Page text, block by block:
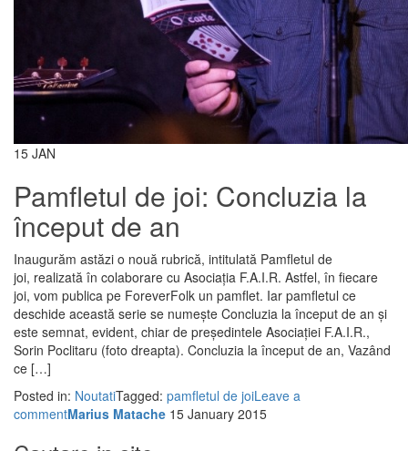
15 JAN
Pamfletul de joi: Concluzia la
început de an
Inaugurăm astăzi o nouă rubrică, intitulată Pamfletul de
joi, realizată în colaborare cu Asociația F.A.I.R. Astfel, în fiecare
joi, vom publica pe ForeverFolk un pamflet. Iar pamfletul ce
deschide această serie se numește Concluzia la început de an și
este semnat, evident, chiar de președintele Asociației F.A.I.R.,
Sorin Poclitaru (foto dreapta). Concluzia la început de an, Vazând
ce […]
Posted in: NoutatiTagged: pamfletul de joiLeave a
commentMarius Matache 15 January 2015